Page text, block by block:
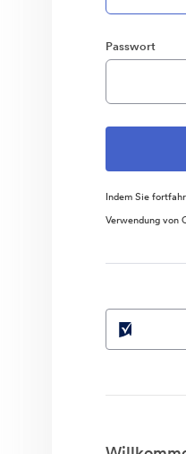
Passwort
Indem Sie
Verwendung von